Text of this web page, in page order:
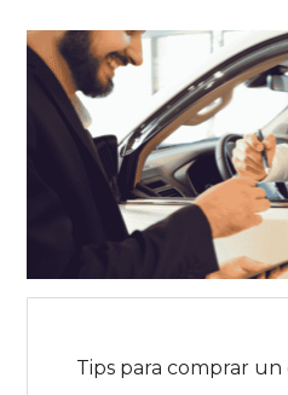
Tips para comprar un